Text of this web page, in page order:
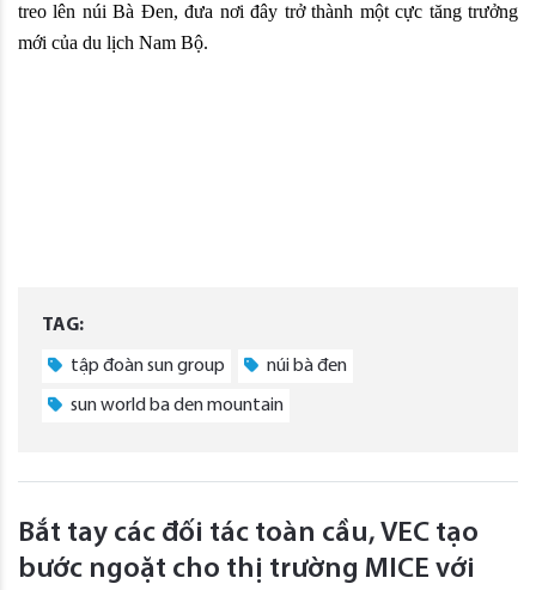
treo lên núi Bà Đen, đưa nơi đây trở thành một cực tăng trưởng
mới của du lịch Nam Bộ.
TAG:
tập đoàn sun group núi bà đen
sun world ba den mountain
Bắt tay các đối tác toàn cầu, VEC tạo
bước ngoặt cho thị trường MICE với